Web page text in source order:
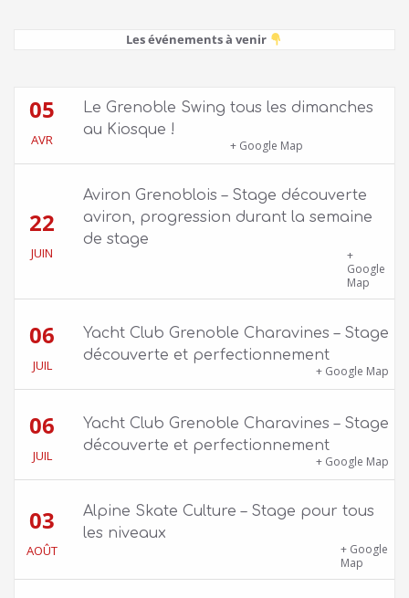
Les événements à venir
05
AVR
Le Grenoble Swing tous les dimanches
au Kiosque !
+ Google Map
22
JUIN
Aviron Grenoblois – Stage découverte
aviron, progression durant la semaine
de stage
+
Google
Map
06
JUIL
Yacht Club Grenoble Charavines – Stage
découverte et perfectionnement
+ Google Map
06
JUIL
Yacht Club Grenoble Charavines – Stage
découverte et perfectionnement
+ Google Map
03
AOÛT
Alpine Skate Culture – Stage pour tous
les niveaux
+ Google
Map